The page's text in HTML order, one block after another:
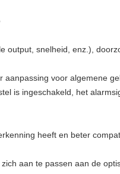
output, snelheid, enz.),
aanpassing voor algemene
is ingeschakeld, het
heeft en beter
aan te passen aan de